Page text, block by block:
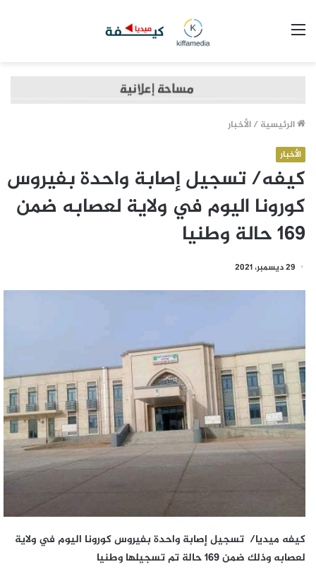
الرئيسية /الأخبار
الأخبار
كيفه/ تسجيل إصابة واحدة بفيروس
كورونا اليوم في ولاية لعصابه ضمن
169 حالة وطنيا
29 ديسمبر، 2021
كيفه ميديا/ تسجيل إصابة واحدة بفيروس كورونا اليوم في ولاية
لعصابه وذلك ضمن 169 حالة تم تسجيلها وطنيا